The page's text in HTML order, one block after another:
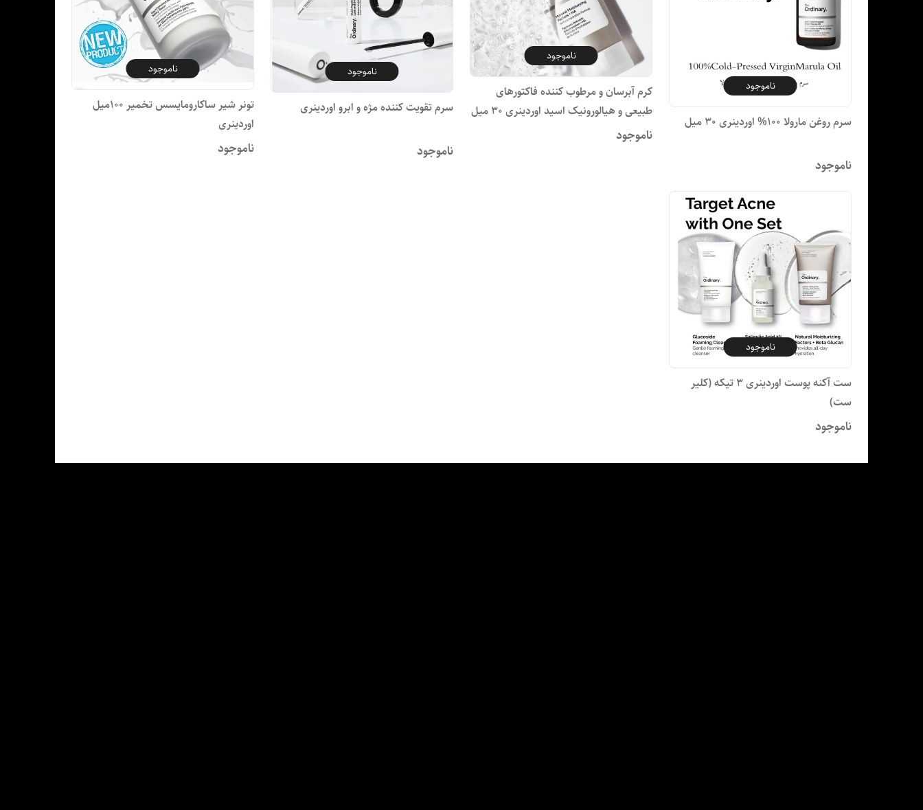
ناموجود
سرم روغن مارولا 100% اوردینری 30 میل
ناموجود
ناموجود
کرم آبرسان و مرطوب کننده فاکتورهای
طبیعی و هیالورونیک اسید اوردینری 30 میل
ناموجود
ناموجود
سرم تقویت کننده مژه و ابرو اوردینری
ناموجود
ناموجود
تونر شیر ساکارومایسس تخمیر 100میل
اوردینری
ناموجود
ناموجود
ست آکنه پوست اوردینری 3 تیکه (کلیر
ست)
ناموجود